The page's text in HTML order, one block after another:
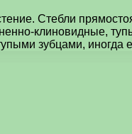
Стебли
клиновидные,
зубцами, иногда